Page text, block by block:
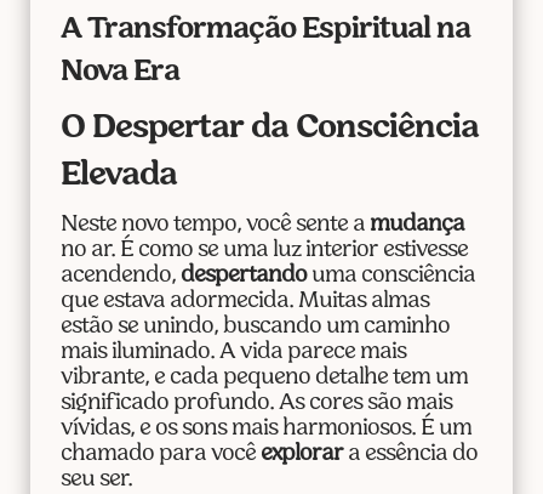
A Transformação Espiritual na
Nova Era
O Despertar da Consciência
Elevada
Neste novo tempo, você sente a mudança
no ar. É como se uma luz interior estivesse
acendendo, despertandouma consciência
que estava adormecida. Muitas almas
estão se unindo, buscando um caminho
mais iluminado. A vida parece mais
vibrante, e cada pequeno detalhe tem um
significado profundo. As cores são mais
vívidas, e os sons mais harmoniosos. É um
chamado para você explorara essência do
seu ser.